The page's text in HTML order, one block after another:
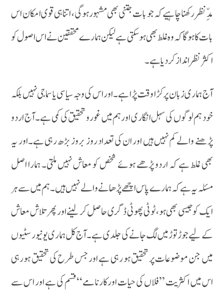
مدِّنظر رکھنا چاہیے کہ جو بات جتنی بھی مشہور ہوگی، اتنا ہی قوی امکان اس
بات کا ہوگا کہ وہ غلط بھی ہوسکتی ہے لیکن ہمارے محققین نے اس اصول کو
اکثر نظر انداز کر دیا ہے۔
آج ہماری زبان پر کڑا وقت پڑا ہے۔اور اس کی وجہ سیاسی یا سماجی نہیں بلکہ
خود ہم لوگوں کی سہل انگاری اور ہم میں غور و تحقیق کی کمی ہے۔ آج اردو
پڑھنے والے کم نہیں ہیں اور ان کی تعداد روز بروز بڑھ رہی ہے۔اور یہ
بھی غلط ہے کہ اردو پڑھے ہوئے شخص کو معاش نہیں ملتی۔ ہمارا اصل
مسئلہ یہ ہے کہ ہمارے پاس اچھے پڑھانے والے نہیں ہیں۔ہم میں سے ہر
ایک کو جیسی بھی ہو، ٹوٹی پھوٹی ڈگری حاصل کر لینے اور پھر تلاش معاش
کے لیے جوڑ توڑمیں لگ جانے کی جلدی ہے۔ آج کل ہماری یونیورسٹیوں
میں جن موضوعات پر تحقیق ہو رہی ہے اور جس طرح کی تحقیق ہورہی
اس میں اکثریت ’’فلاں کی حیات اور کارنامے‘‘ قسم کی ہے اور اس سے